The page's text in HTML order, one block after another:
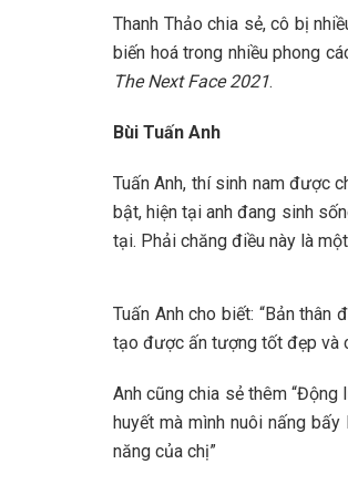
Thanh Thảo chia sẻ, cô bị
biến hoá trong nhiều phong
The Next Face 2021.
Bùi Tuấn Anh
Tuấn Anh, thí sinh nam được
bật, hiện tại anh đang sinh
tại. Phải chăng điều này là
Tuấn Anh cho biết: “Bản
tạo được ấn tượng tốt đẹp và
Anh cũng chia sẻ thêm “Động
huyết mà mình nuôi nấng
năng của chị”